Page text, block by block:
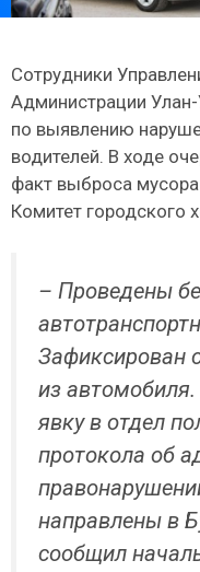
Сотрудники
Администрации
по выявлению
водителей. В ходе
факт выброса
Комитет городского
– Проведены
Зафиксирован
из
явку в отдел
протокола об
направлены в
сообщил